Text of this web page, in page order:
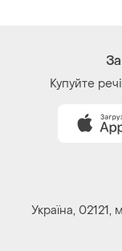
Купуйте
Україна, 02121,